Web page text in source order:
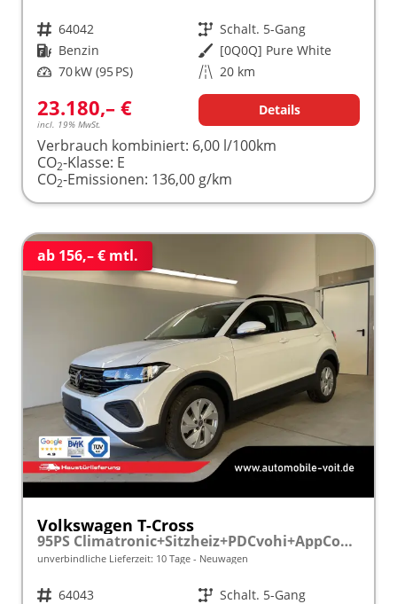
Fahrzeugnr. 64042 Getriebe Schalt. 5-Gang
Kraftstoff Benzin Außenfarbe [0Q0Q] Pure White
Leistung 70 kW (95 PS) Kilometerstand 20 km
23.180,– €
incl. 19% MwSt.
Details
Verbrauch kombiniert: 6,00 l/100km
CO2-Klasse: E
CO2-Emissionen: 136,00 g/km
ab 156,– € mtl.
Volkswagen T-Cross
95PS Climatronic+Sitzheiz+PDCvohi+AppConnect+Side+TravelAssist+ACC
unverbindliche Lieferzeit: 10 Tage Neuwagen
Fahrzeugnr. 64043 Getriebe Schalt. 5-Gang